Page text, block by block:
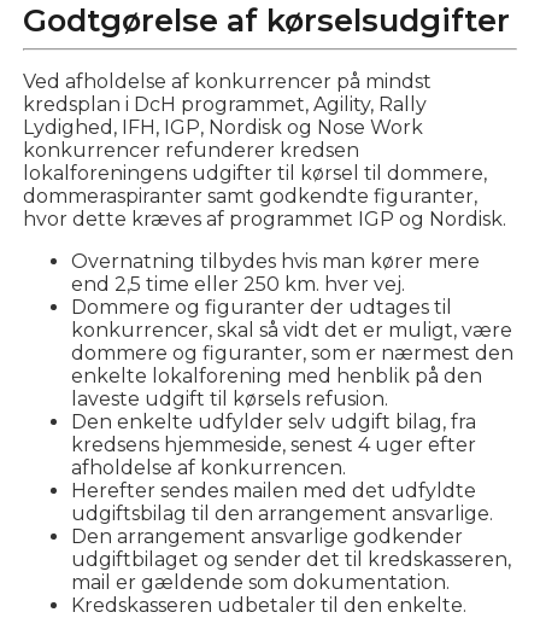
Godtgørelse af kørselsudgifter
Ved afholdelse af konkurrencer på mindst
kredsplan i DcH programmet, Agility, Rally
Lydighed, IFH, IGP, Nordisk og Nose Work
konkurrencer refunderer kredsen
lokalforeningens udgifter til kørsel til dommere,
dommeraspiranter samt godkendte figuranter,
hvor dette kræves af programmet IGP og Nordisk.
Overnatning tilbydes hvis man kører mere
end 2,5 time eller 250 km. hver vej.
Dommere og figuranter der udtages til
konkurrencer, skal så vidt det er muligt, være
dommere og figuranter, som er nærmest den
enkelte lokalforening med henblik på den
laveste udgift til kørsels refusion.
Den enkelte udfylder selv udgift bilag, fra
kredsens hjemmeside, senest 4 uger efter
afholdelse af konkurrencen.
Herefter sendes mailen med det udfyldte
udgiftsbilag til den arrangement ansvarlige.
Den arrangement ansvarlige godkender
udgiftbilaget og sender det til kredskasseren,
mail er gældende som dokumentation.
Kredskasseren udbetaler til den enkelte.